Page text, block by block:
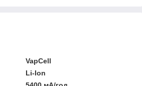
VapCell
Li-Ion